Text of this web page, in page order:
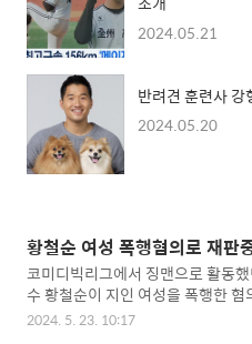
2024.05.21
반려견 훈련사 강
2024.05.20
황철순 여성 폭행혐의로 재판
코미디빅리그에서 징맨으로 활동
수 황철순이 지인 여성을 폭행한 혐
로 밝혀졌습니다. 황철순은 주먹으
2024. 5. 23. 10:17